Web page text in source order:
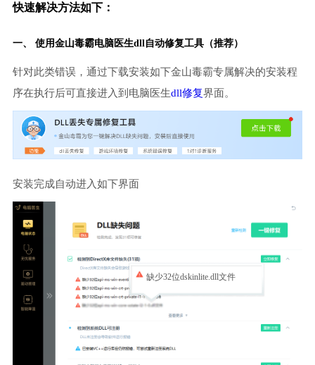
快速解决方法如下：
一、 使用金山毒霸电脑医生dll自动修复工具（推荐）
针对此类错误，通过下载安装如下金山毒霸专属解决的安装程
序在执行后可直接进入到电脑医生dll修复界面。
安装完成自动进入如下界面
缺少32位dskinlite.dll文件